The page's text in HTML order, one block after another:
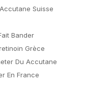
Suisse
Bander
Grèce
Du Accutane
En France